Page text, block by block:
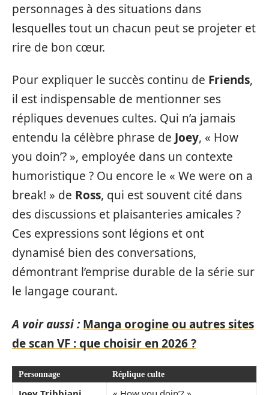
personnages à des situations dans
lesquelles tout un chacun peut se projeter et
rire de bon cœur.
Pour expliquer le succès continu de Friends,
il est indispensable de mentionner ses
répliques devenues cultes. Qui n’a jamais
entendu la célèbre phrase de Joey, « How
you doin’? », employée dans un contexte
humoristique ? Ou encore le « We were on a
break! » de Ross, qui est souvent cité dans
des discussions et plaisanteries amicales ?
Ces expressions sont légions et ont
dynamisé bien des conversations,
démontrant l’emprise durable de la série sur
le langage courant.
A voir aussi : Manga orogine ou autres sites
de scan VF : que choisir en 2026 ?
Personnage Réplique culte